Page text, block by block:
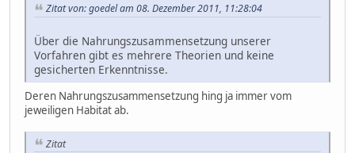
Zitat von: goedel am 08. Dezember 2011, 11:28:04
Über die Nahrungszusammensetzung unserer
Vorfahren gibt es mehrere Theorien und keine
gesicherten Erkenntnisse.
Deren Nahrungszusammensetzung hing ja immer vom
jeweiligen Habitat ab.
Zitat